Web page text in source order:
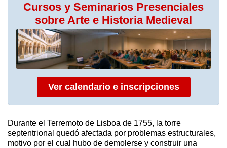
Cursos y Seminarios Presenciales
sobre Arte e Historia Medieval
Ver calendario e inscripciones
Durante el Terremoto de Lisboa de 1755, la torre
septentrional quedó afectada por problemas estructurales,
motivo por el cual hubo de demolerse y construir una